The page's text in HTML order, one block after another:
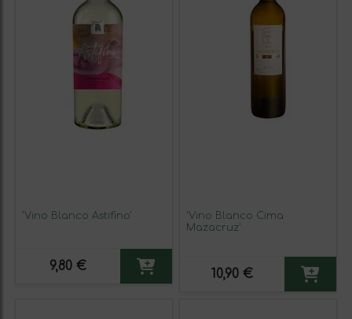
'Vino Blanco Astifino'
9,80 €
'Vino Blanco Cima
Mazacruz'
10,90 €